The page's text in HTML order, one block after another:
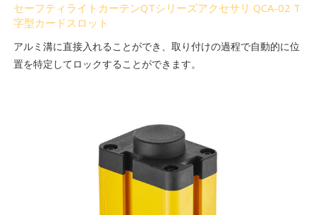
セーフティライトカーテンQTシリーズアクセサリ QCA-02 T
字型カードスロット
アルミ溝に直接入れることができ、取り付けの過程で自動的に位
置を特定してロックすることができます。